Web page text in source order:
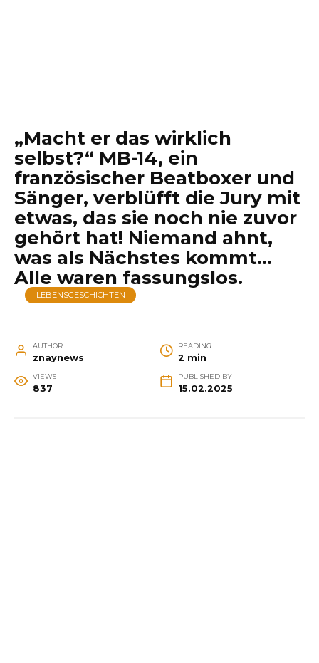
„Macht er das wirklich
selbst?“ MB-14, ein
französischer Beatboxer und
Sänger, verblüfft die Jury mit
etwas, das sie noch nie zuvor
gehört hat! Niemand ahnt,
was als Nächstes kommt…
Alle waren fassungslos.
LEBENSGESCHICHTEN
AUTHOR
znaynews
READING
2 min
VIEWS
837
PUBLISHED BY
15.02.2025